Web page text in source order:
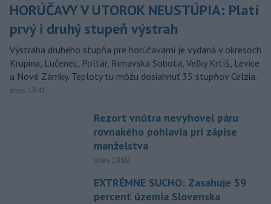
HORÚČAVY V UTOROK NEUSTÚPIA: Platí
prvý i druhý stupeň výstrah
Výstraha druhého stupňa pre horúčavami je vydaná v okresoch
Krupina, Lučenec, Poltár, Rimavská Sobota, Veľký Krtíš, Levice
a Nové Zámky. Teploty tu môžu dosiahnuť 35 stupňov Celzia.
dnes 18:41
Rezort vnútra nevyhovel páru
rovnakého pohlavia pri zápise
manželstva
dnes 18:02
EXTRÉMNE SUCHO: Zasahuje 59
percent územia Slovenska